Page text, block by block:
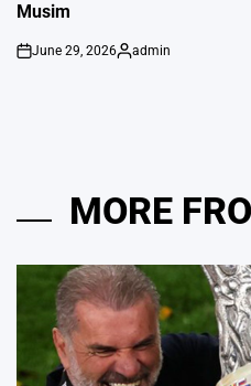
Musim
on
June 29, 2026
Posted
admin
MORE